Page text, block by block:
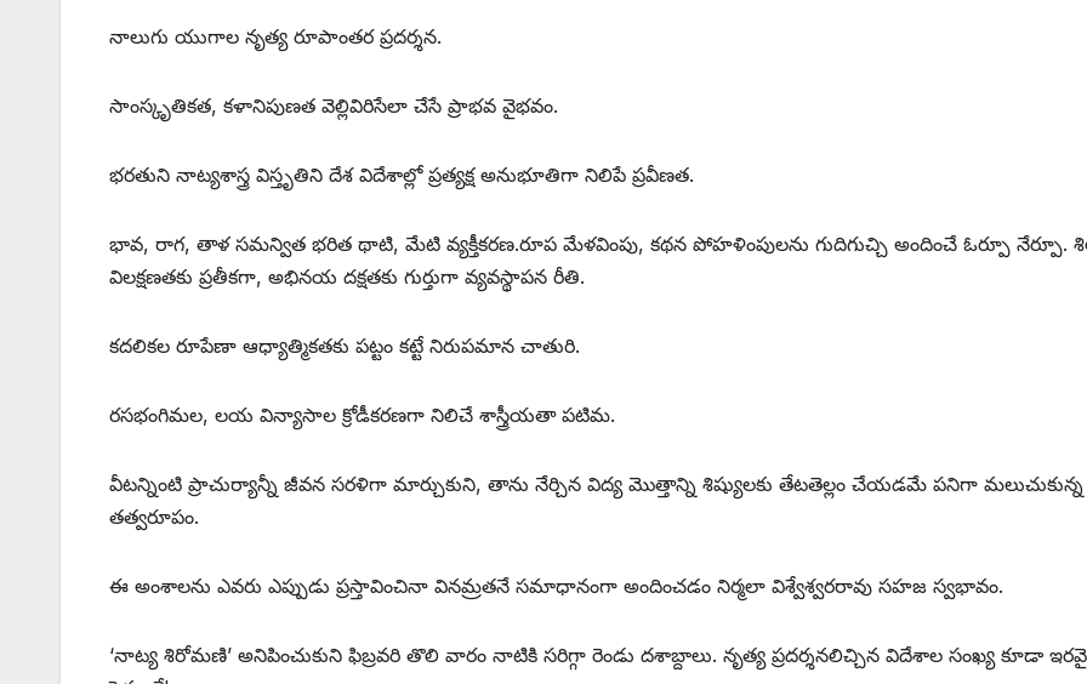
నాలుగు యుగాల నృత్య రూపాంతర ప్రదర్శన.
సాంస్కృతికత, కళానిపుణత వెల్లివిరిసేలా చేసే ప్రాభవ వైభవం.
భరతుని నాట్యశాస్త్ర విస్తృతిని దేశ విదేశాల్లో ప్రత్యక్ష అనుభూతిగా నిలిపే ప్రవీణత.
భావ, రాగ, తాళ సమన్విత భరిత థాటి, మేటి వ్యక్తీకరణ.రూప మేళవింపు, కథన పోహళింపులను గుదిగుచ్చి అందించే ఓర్పూ నేర్పూ.
విలక్షణతకు ప్రతీకగా, అభినయ దక్షతకు గుర్తుగా వ్యవస్థాపన రీతి.
కదలికల రూపేణా ఆధ్యాత్మికతకు పట్టం కట్టే నిరుపమాన చాతురి.
రసభంగిమల, లయ విన్యాసాల క్రోడీకరణగా నిలిచే శాస్త్రీయతా పటిమ.
వీటన్నింటి ప్రాచుర్యాన్నీ జీవన సరళిగా మార్చుకుని, తాను నేర్చిన విద్య మొత్తాన్ని శిష్యులకు తేటతెల్లం చేయడమే పనిగా మలుచుకున్న
తత్వరూపం.
ఈ అంశాలను ఎవరు ఎప్పుడు ప్రస్తావించినా వినమ్రతనే సమాధానంగా అందించడం నిర్మలా విశ్వేశ్వరరావు సహజ స్వభావం.
‘నాట్య శిరోమణి’ అనిపించుకుని ఫిబ్రవరి తొలి వారం నాటికి సరిగ్గా రెండు దశాబ్దాలు. నృత్య ప్రదర్శనలిచ్చిన విదేశాల సంఖ్య కూడా